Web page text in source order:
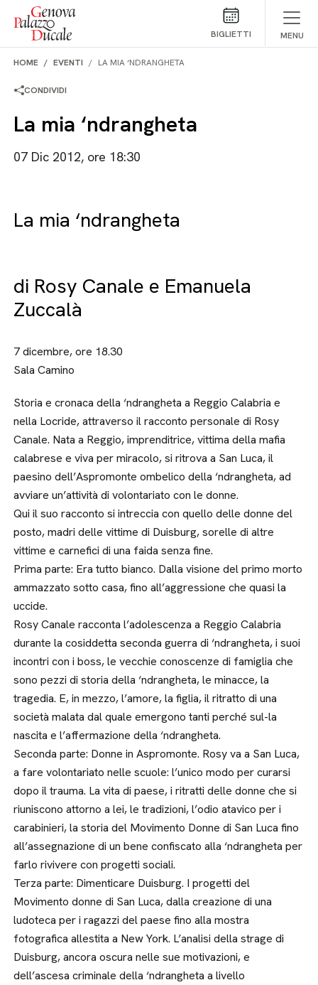
Salta al contenuto
BIGLIETTI MENU
HOME EVENTI LA MIA ‘NDRANGHETA
CONDIVIDI
La mia ‘ndrangheta
07 Dic 2012, ore 18:30
La mia ‘ndrangheta
di Rosy Canale e Emanuela
Zuccalà
7 dicembre, ore 18.30
Sala Camino
Storia e cronaca della ‘ndrangheta a Reggio Calabria e
nella Locride, attraverso il racconto personale di Rosy
Canale. Nata a Reggio, imprenditrice, vittima della mafia
calabrese e viva per miracolo, si ritrova a San Luca, il
paesino dell’Aspromonte ombelico della ‘ndrangheta, ad
avviare un’attività di volontariato con le donne.
Qui il suo racconto si intreccia con quello delle donne del
posto, madri delle vittime di Duisburg, sorelle di altre
vittime e carnefici di una faida senza fine.
Prima parte: Era tutto bianco. Dalla visione del primo morto
ammazzato sotto casa, fino all’aggressione che quasi la
uccide.
Rosy Canale racconta l’adolescenza a Reggio Calabria
durante la cosiddetta seconda guerra di ‘ndrangheta, i suoi
incontri con i boss, le vecchie conoscenze di famiglia che
sono pezzi di storia della ‘ndrangheta, le minacce, la
tragedia. E, in mezzo, l’amore, la figlia, il ritratto di una
società malata dal quale emergono tanti perché sul-la
nascita e l’affermazione della ‘ndrangheta.
Seconda parte: Donne in Aspromonte. Rosy va a San Luca,
a fare volontariato nelle scuole: l’unico modo per curarsi
dopo il trauma. La vita di paese, i ritratti delle donne che si
riuniscono attorno a lei, le tradizioni, l’odio atavico per i
carabinieri, la storia del Movimento Donne di San Luca fino
all’assegnazione di un bene confiscato alla ‘ndrangheta per
farlo rivivere con progetti sociali.
Terza parte: Dimenticare Duisburg. I progetti del
Movimento donne di San Luca, dalla creazione di una
ludoteca per i ragazzi del paese fino alla mostra
fotografica allestita a New York. L’analisi della strage di
Duisburg, ancora oscura nelle sue motivazioni, e
dell’ascesa criminale della ‘ndrangheta a livello